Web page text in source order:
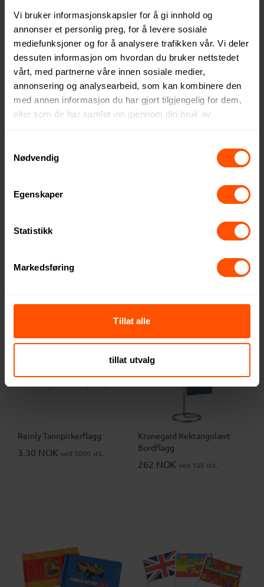
Vi bruker informasjonskapsler for å gi innhold og
annonser et personlig preg, for å levere sosiale
mediefunksjoner og for å analysere trafikken vår. Vi deler
dessuten informasjon om hvordan du bruker nettstedet
vårt, med partnerne våre innen sosiale medier,
annonsering og analysearbeid, som kan kombinere den
med annen informasjon du har gjort tilgjengelig for dem,
eller som de har samlet inn gjennom din bruk av
Nødvendig
Egenskaper
Statistikk
Markedsføring
Tillat alle
tillat utvalg
42.20 NOKved 500 stk.
Bordflagg
248 NOKved 100 stk.
Beachflagg
Reinly Tannpirkerflagg
3.30 NOK ved 5000 stk.
Kronegard Rektangulært
Bordflagg
262 NOK ved 100 stk.